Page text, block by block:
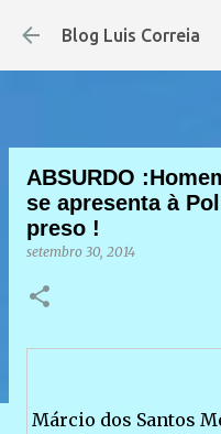
Blog Luis Correia
ABSURDO
se apresenta à
preso !
setembro 30, 2014
Márcio dos Santos